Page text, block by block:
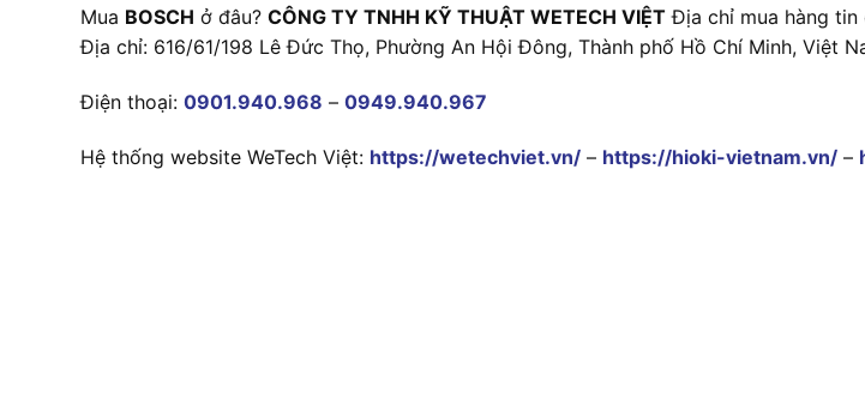
Mua BOSCH ở đâu? CÔNG TY TNHH KỸ THUẬT WETECH VIỆT Địa chỉ mua hàng tin
Địa chỉ: 616/61/198 Lê Đức Thọ, Phường An Hội Đông, Thành phố Hồ Chí Minh, Việt
Điện thoại: 0901.940.968 – 0949.940.967
Hệ thống website WeTech Việt: https://wetechviet.vn/ – https://hioki-vietnam.vn/ –